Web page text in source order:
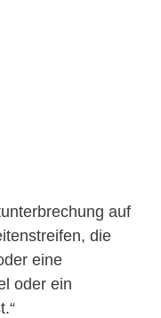
auf
die
eine
oder ein